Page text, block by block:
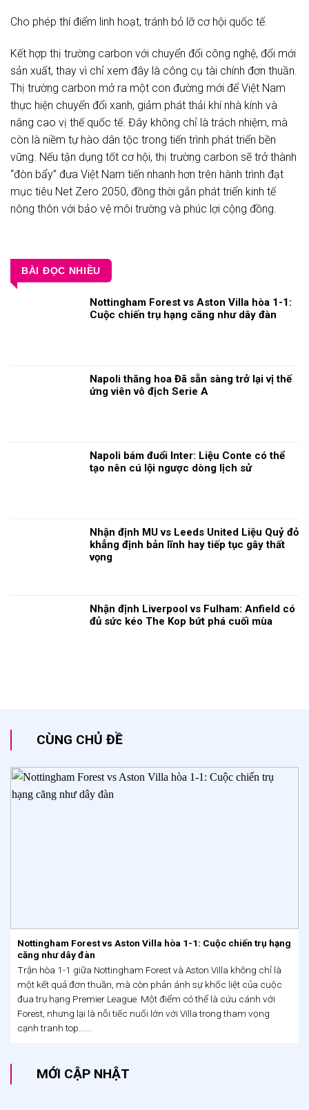
Cho phép thí điểm linh hoạt, tránh bỏ lỡ cơ hội quốc tế.
Kết hợp thị trường carbon với chuyển đổi công nghệ, đổi mới
sản xuất, thay vì chỉ xem đây là công cụ tài chính đơn thuần.
Thị trường carbon mở ra một con đường mới để Việt Nam
thực hiện chuyển đổi xanh, giảm phát thải khí nhà kính và
nâng cao vị thế quốc tế. Đây không chỉ là trách nhiệm, mà
còn là niềm tự hào dân tộc trong tiến trình phát triển bền
vững. Nếu tận dụng tốt cơ hội, thị trường carbon sẽ trở thành
“đòn bẩy” đưa Việt Nam tiến nhanh hơn trên hành trình đạt
mục tiêu Net Zero 2050, đồng thời gắn phát triển kinh tế
nông thôn với bảo vệ môi trường và phúc lợi cộng đồng.
BÀI ĐỌC NHIỀU
Nottingham Forest vs Aston Villa hòa 1-1:
Cuộc chiến trụ hạng căng như dây đàn
Napoli thăng hoa Đã sẵn sàng trở lại vị thế
ứng viên vô địch Serie A
Napoli bám đuổi Inter: Liệu Conte có thể
tạo nên cú lội ngược dòng lịch sử
Nhận định MU vs Leeds United Liệu Quỷ đỏ
khẳng định bản lĩnh hay tiếp tục gây thất
vọng
Nhận định Liverpool vs Fulham: Anfield có
đủ sức kéo The Kop bứt phá cuối mùa
CÙNG CHỦ ĐỀ
Nottingham Forest vs Aston Villa hòa 1-1: Cuộc chiến trụ hạng
căng như dây đàn
Trận hòa 1-1 giữa Nottingham Forest và Aston Villa không chỉ là
một kết quả đơn thuần, mà còn phản ánh sự khốc liệt của cuộc
đua trụ hạng Premier League. Một điểm có thể là cứu cánh với
Forest, nhưng lại là nỗi tiếc nuối lớn với Villa trong tham vọng
cạnh tranh top......
MỚI CẬP NHẬT